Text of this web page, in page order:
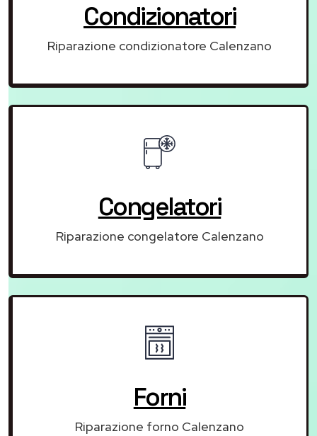
Condizionatori
Riparazione condizionatore Calenzano
Congelatori
Riparazione congelatore Calenzano
Forni
Riparazione forno Calenzano